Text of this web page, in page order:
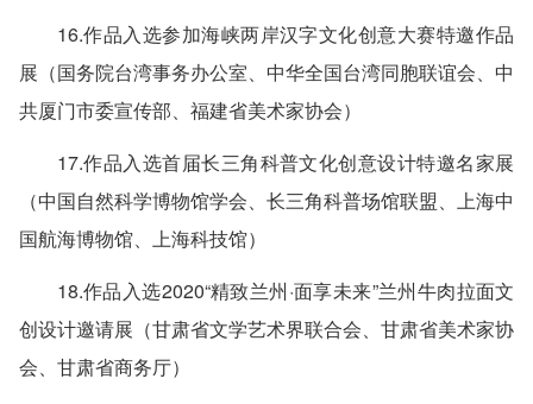
16.作品入选参加海峡两岸汉字文化创意大赛特邀作品
展（国务院台湾事务办公室、中华全国台湾同胞联谊会、中
共厦门市委宣传部、福建省美术家协会）
17.作品入选首届长三角科普文化创意设计特邀名家展
（中国自然科学博物馆学会、长三角科普场馆联盟、上海中
国航海博物馆、上海科技馆）
18.作品入选2020“精致兰州·面享未来”兰州牛肉拉面文
创设计邀请展（甘肃省文学艺术界联合会、甘肃省美术家协
会、甘肃省商务厅）